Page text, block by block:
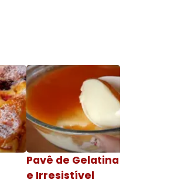
Pavê de Gelatina Cremosa
e Irresistível